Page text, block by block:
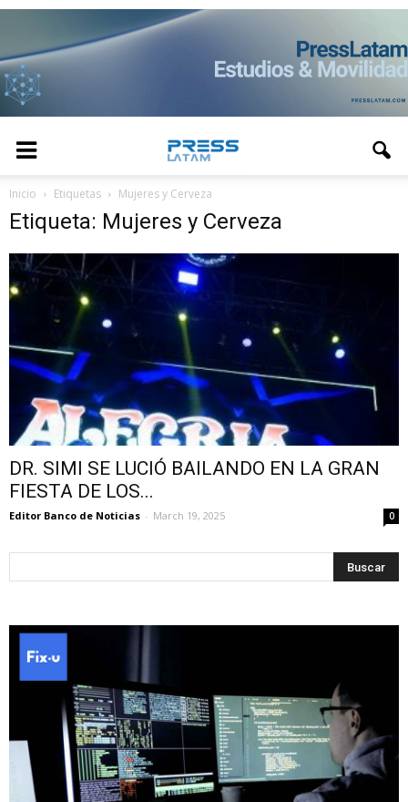
Inicio Etiquetas Mujeres y Cerveza
Etiqueta: Mujeres y Cerveza
DR. SIMI SE LUCIÓ BAILANDO EN LA GRAN
FIESTA DE LOS...
Editor Banco de Noticias - March 19, 2025 0